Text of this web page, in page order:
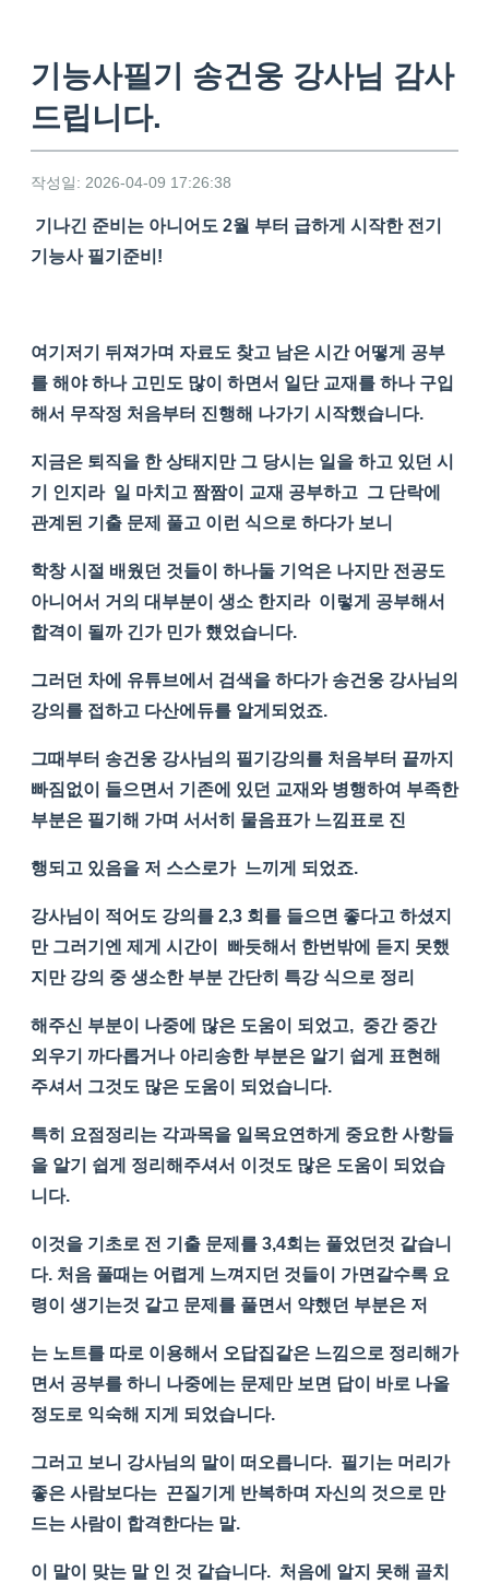
기능사필기 송건웅 강사님 감사
드립니다.
작성일: 2026-04-09 17:26:38
기나긴 준비는 아니어도 2월 부터 급하게 시작한 전기
기능사 필기준비!
여기저기 뒤져가며 자료도 찾고 남은 시간 어떻게 공부
를 해야 하나 고민도 많이 하면서 일단 교재를 하나 구입
해서 무작정 처음부터 진행해 나가기 시작했습니다.
지금은 퇴직을 한 상태지만 그 당시는 일을 하고 있던 시
기 인지라 일 마치고 짬짬이 교재 공부하고 그 단락에
관계된 기출 문제 풀고 이런 식으로 하다가 보니
학창 시절 배웠던 것들이 하나둘 기억은 나지만 전공도
아니어서 거의 대부분이 생소 한지라 이렇게 공부해서
합격이 될까 긴가 민가 헀었습니다.
그러던 차에 유튜브에서 검색을 하다가 송건웅 강사님의
강의를 접하고 다산에듀를 알게되었죠.
그때부터 송건웅 강사님의 필기강의를 처음부터 끝까지
빠짐없이 들으면서 기존에 있던 교재와 병행하여 부족한
부분은 필기해 가며 서서히 물음표가 느낌표로 진
행되고 있음을 저 스스로가 느끼게 되었죠.
강사님이 적어도 강의를 2,3 회를 들으면 좋다고 하셨지
만 그러기엔 제게 시간이 빠듯해서 한번밖에 듣지 못했
지만 강의 중 생소한 부분 간단히 특강 식으로 정리
해주신 부분이 나중에 많은 도움이 되었고, 중간 중간
외우기 까다롭거나 아리송한 부분은 알기 쉽게 표현해
주셔서 그것도 많은 도움이 되었습니다.
특히 요점정리는 각과목을 일목요연하게 중요한 사항들
을 알기 쉽게 정리해주셔서 이것도 많은 도움이 되었습
니다.
이것을 기초로 전 기출 문제를 3,4회는 풀었던것 같습니
다. 처음 풀때는 어렵게 느껴지던 것들이 가면갈수록 요
령이 생기는것 같고 문제를 풀면서 약했던 부분은 저
는 노트를 따로 이용해서 오답집같은 느낌으로 정리해가
면서 공부를 하니 나중에는 문제만 보면 답이 바로 나올
정도로 익숙해 지게 되었습니다.
그러고 보니 강사님의 말이 떠오릅니다. 필기는 머리가
좋은 사람보다는 끈질기게 반복하며 자신의 것으로 만
드는 사람이 합격한다는 말.
이 말이 맞는 말 인 것 같습니다. 처음에 알지 못해 골치